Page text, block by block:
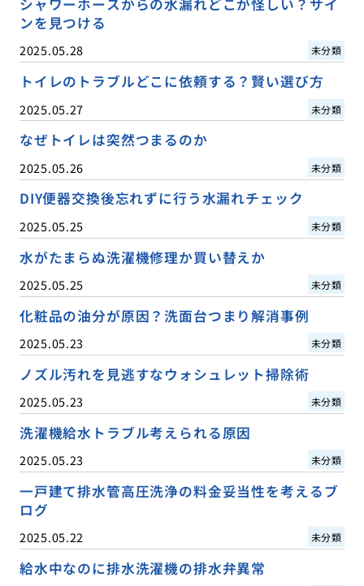
シャワーホースからの水漏れどこが怪しい？サイ
ンを見つける
2025.05.28 未分類
トイレのトラブルどこに依頼する？賢い選び方
2025.05.27 未分類
なぜトイレは突然つまるのか
2025.05.26 未分類
DIY便器交換後忘れずに行う水漏れチェック
2025.05.25 未分類
水がたまらぬ洗濯機修理か買い替えか
2025.05.25 未分類
化粧品の油分が原因？洗面台つまり解消事例
2025.05.23 未分類
ノズル汚れを見逃すなウォシュレット掃除術
2025.05.23 未分類
洗濯機給水トラブル考えられる原因
2025.05.23 未分類
一戸建て排水管高圧洗浄の料金妥当性を考えるブ
ログ
2025.05.22 未分類
給水中なのに排水洗濯機の排水弁異常